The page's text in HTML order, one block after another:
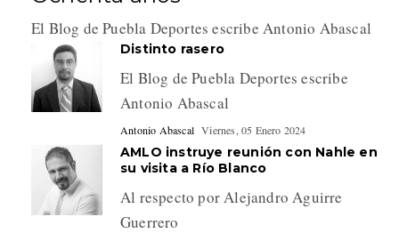
El Blog de Puebla Deportes escribe Antonio Abascal
Distinto rasero
El Blog de Puebla Deportes escribe
Antonio Abascal
Antonio Abascal Viernes, 05 Enero 2024
AMLO instruye reunión con Nahle en
su visita a Río Blanco
Al respecto por Alejandro Aguirre
Guerrero